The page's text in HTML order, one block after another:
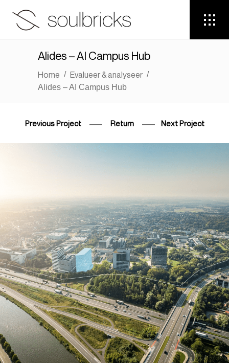
Alides – AI Campus Hub
Home / Evalueer & analyseer /
Alides – AI Campus Hub
Previous Project Return Next Project